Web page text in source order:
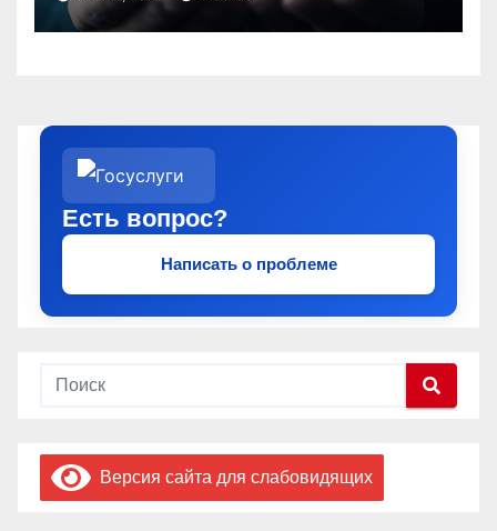
контракт с Минобороны
для службы в войсках
обучением
Есть вопрос?
Написать о проблеме
Версия сайта для слабовидящих